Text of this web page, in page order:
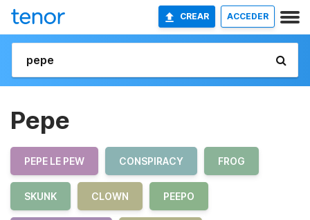
CREAR ACCEDER
Pepe
PEPE LE PEW CONSPIRACY FROG
SKUNK CLOWN PEEPO